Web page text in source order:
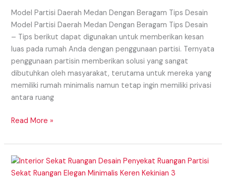
Model Partisi Daerah Medan Dengan Beragam Tips Desain
Model Partisi Daerah Medan Dengan Beragam Tips Desain
– Tips berikut dapat digunakan untuk memberikan kesan
luas pada rumah Anda dengan penggunaan partisi. Ternyata
penggunaan partisin memberikan solusi yang sangat
dibutuhkan oleh masyarakat, terutama untuk mereka yang
memiliki rumah minimalis namun tetap ingin memiliki privasi
antara ruang
Desain
Read More »
Model
Partisi